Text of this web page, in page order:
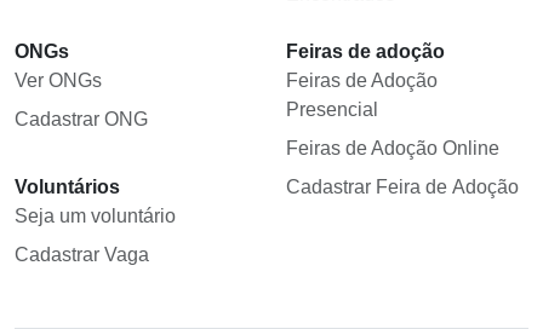
ONGs
Ver ONGs
Cadastrar ONG
Voluntários
Seja um voluntário
Cadastrar Vaga
Feiras de adoção
Feiras de Adoção
Presencial
Feiras de Adoção Online
Cadastrar Feira de Adoção